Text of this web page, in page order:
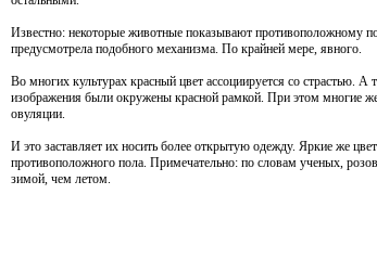
Известно: некоторые животные показывают противоположному
предусмотрела подобного механизма. По крайней мере, явного.
Во многих культурах красный цвет ассоциируется со страстью.
изображения были окружены красной рамкой. При этом многие
овуляции.
И это заставляет их носить более открытую одежду. Яркие же
противоположного пола. Примечательно: по словам ученых,
зимой, чем летом.